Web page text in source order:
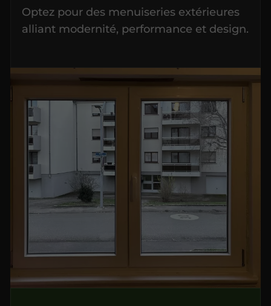
Optez pour des menuiseries extérieures
alliant modernité, performance et design.